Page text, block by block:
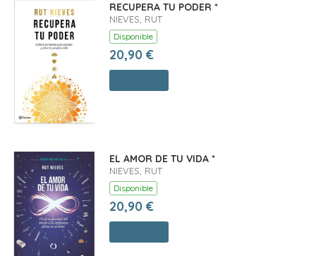
RECUPERA TU PODER *
NIEVES, RUT
Disponible
20,90 €
EL AMOR DE TU VIDA *
NIEVES, RUT
Disponible
20,90 €